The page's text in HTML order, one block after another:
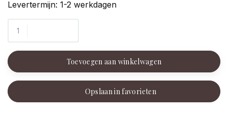
Levertermijn: 1-2 werkdagen
Toevoegen aan winkelwagen
Opslaan in favorieten